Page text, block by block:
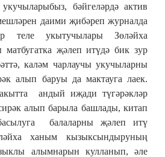
бәйгеләрдә актив
даими җибәреп журналда
теле укытучылары Зөләйха
матбугатка җәлеп итүдә бик зур
каләм чарлаучы укучыларны
алып баруы да мактауга лаек.
андый иҗади түгәрәкләр
алып барыла башлады, китап
балаларны җәлеп итү
ханым кызыксындыруның
алымнарын кулланып, әле